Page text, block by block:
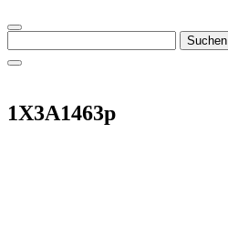
nach
Suchen
1X3A1463p